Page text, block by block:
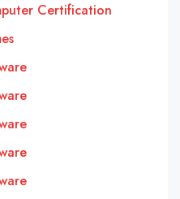
Certification